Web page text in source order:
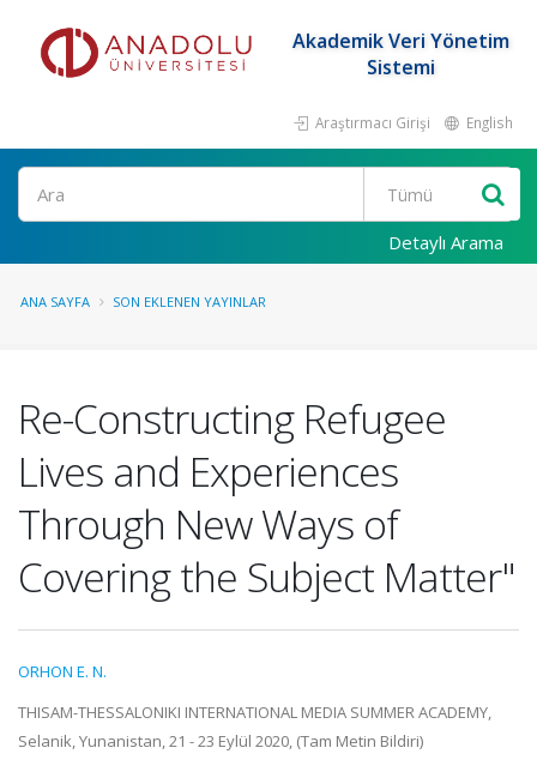
Akademik Veri Yönetim
Sistemi
Araştırmacı Girişi English
Ara
Detaylı Arama
ANA SAYFA SON EKLENEN YAYINLAR
Re-Constructing Refugee
Lives and Experiences
Through New Ways of
Covering the Subject Matter"
ORHON E. N.
THISAM-THESSALONIKI INTERNATIONAL MEDIA SUMMER ACADEMY,
Selanik, Yunanistan, 21 - 23 Eylül 2020, (Tam Metin Bildiri)